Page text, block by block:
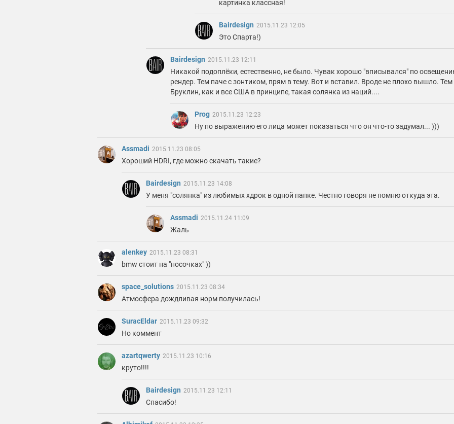
картинка классная!
Bairdesign 2015.11.23 12:05
Это Спарта!)
Bairdesign 2015.11.23 12:11
Никакой подоплёки, естественно, не было. Чувак хорошо "вписывался" по
рендер. Тем паче с зонтиком, прям в тему. Вот и вставил. Вроде не плохо вышло. Тем
Бруклин, как и все США в принципе, такая солянка из наций....
Prog 2015.11.23 12:23
Ну по выражению его лица может показаться что он что-то задумал... )))
Assmadi 2015.11.23 08:05
Хороший HDRI, где можно скачать такие?
Bairdesign 2015.11.23 14:08
У меня "солянка" из любимых хдрок в одной папке. Честно говоря не помню откуда эта.
Assmadi 2015.11.24 11:09
Жаль
alenkey 2015.11.23 08:31
bmw стоит на "носочках" ))
space_solutions 2015.11.23 08:34
Атмосфера дождливая норм получилась!
SuracEldar 2015.11.23 09:32
Но коммент
azartqwerty 2015.11.23 10:16
круто!!!!
Bairdesign 2015.11.23 12:11
Спасибо!